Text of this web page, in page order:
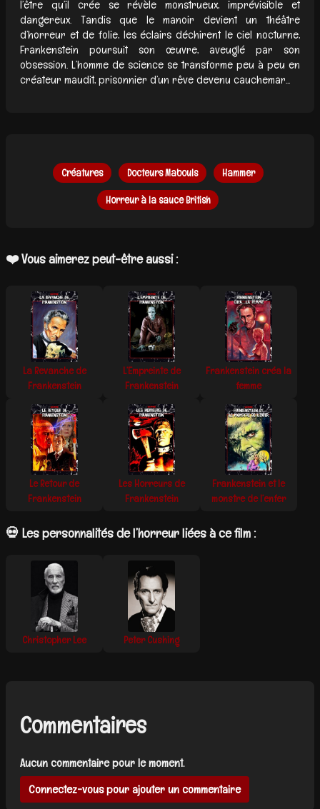
l’être qu’il crée se révèle monstrueux, imprévisible et
dangereux. Tandis que le manoir devient un théâtre
d’horreur et de folie, les éclairs déchirent le ciel nocturne,
Frankenstein poursuit son œuvre, aveuglé par son
obsession. L’homme de science se transforme peu à peu en
créateur maudit, prisonnier d’un rêve devenu cauchemar...
Créatures Docteurs Mabouls Hammer
Horreur à la sauce British
❤️ Vous aimerez peut-être aussi :
La Revanche de
Frankenstein
L’Empreinte de
Frankenstein
Frankenstein créa la
femme
Le Retour de
Frankenstein
Les Horreurs de
Frankenstein
Frankenstein et le
monstre de l’enfer
💀 Les personnalités de l’horreur liées à ce film :
Christopher Lee Peter Cushing
Commentaires
Aucun commentaire pour le moment.
Connectez-vous pour ajouter un commentaire